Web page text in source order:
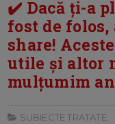
✔️ Dacă ți-a
fost de
share!
utile și altor
mulțumim
SUBIECTE TRATATE: